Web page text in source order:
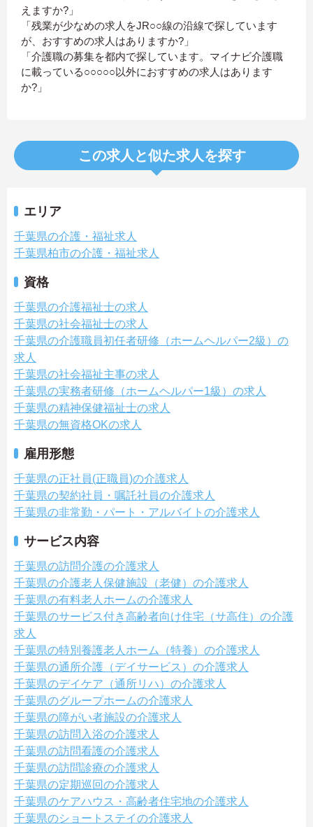
えますか?」
「残業が少なめの求人をJR○○線の沿線で探しています
が、おすすめの求人はありますか?」
「介護職の募集を都内で探しています。マイナビ介護職
に載っている○○○○○以外におすすめの求人はあります
か?」
この求人と似た求人を探す
エリア
千葉県の介護・福祉求人
千葉県柏市の介護・福祉求人
資格
千葉県の介護福祉士の求人
千葉県の社会福祉士の求人
千葉県の介護職員初任者研修（ホームヘルパー2級）の
求人
千葉県の社会福祉主事の求人
千葉県の実務者研修（ホームヘルパー1級）の求人
千葉県の精神保健福祉士の求人
千葉県の無資格OKの求人
雇用形態
千葉県の正社員(正職員)の介護求人
千葉県の契約社員・嘱託社員の介護求人
千葉県の非常勤・パート・アルバイトの介護求人
サービス内容
千葉県の訪問介護の介護求人
千葉県の介護老人保健施設（老健）の介護求人
千葉県の有料老人ホームの介護求人
千葉県のサービス付き高齢者向け住宅（サ高住）の介護
求人
千葉県の特別養護老人ホーム（特養）の介護求人
千葉県の通所介護（デイサービス）の介護求人
千葉県のデイケア（通所リハ）の介護求人
千葉県のグループホームの介護求人
千葉県の障がい者施設の介護求人
千葉県の訪問入浴の介護求人
千葉県の訪問看護の介護求人
千葉県の訪問診療の介護求人
千葉県の定期巡回の介護求人
千葉県のケアハウス・高齢者住宅地の介護求人
千葉県のショートステイの介護求人